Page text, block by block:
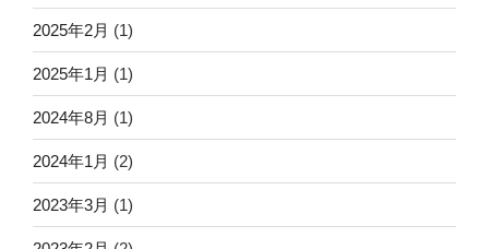
2025年2月 (1)
2025年1月 (1)
2024年8月 (1)
2024年1月 (2)
2023年3月 (1)